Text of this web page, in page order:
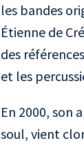
les bandes
Étienne de
des
et les
En 2000, son
soul, vient